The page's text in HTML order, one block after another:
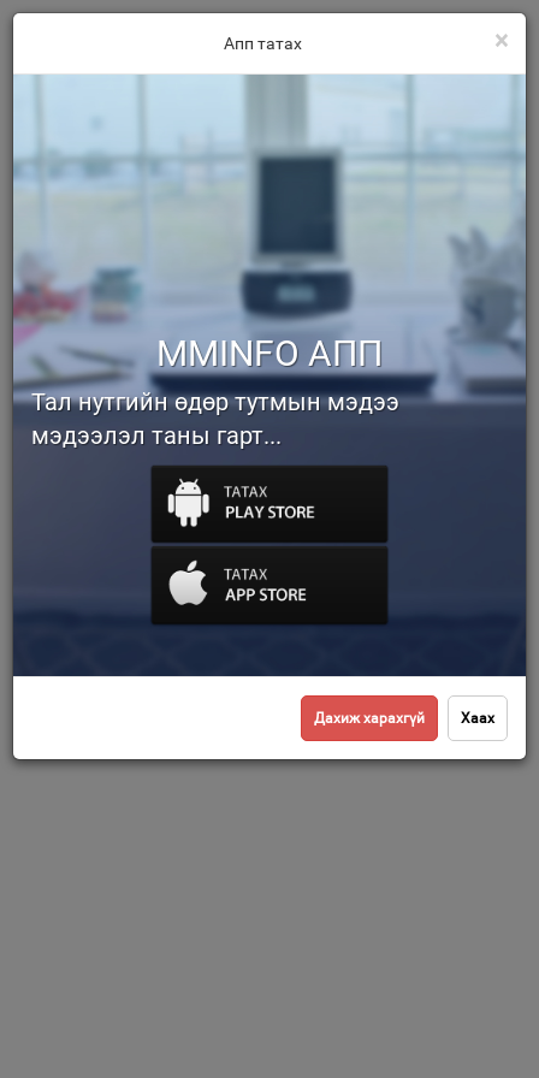
×
Апп татах
MMINFO АПП
Тал нутгийн өдөр тутмын мэдээ
мэдээлэл таны гарт...
Дахиж харахгүй Хаах